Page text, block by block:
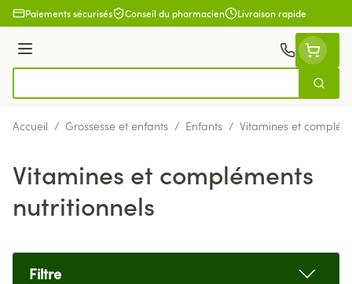
Aller au contenu
Paiements sécurisés Conseil du pharmacien Livraison rapide
Menu
Accueil / Grossesse et enfants / Enfants / Vitamines et
Vitamines et compléments
nutritionnels
Filtre